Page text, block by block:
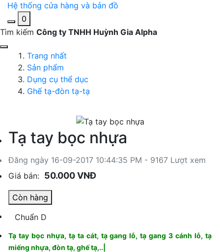
Hệ thống cửa hàng và bản đồ
0
Tìm kiếm Công ty TNHH Huỳnh Gia Alpha
Trang nhất
Sản phẩm
Dụng cụ thể dục
Ghế tạ-đòn tạ-tạ
Tạ tay bọc nhựa
Đăng ngày 16-09-2017 10:44:35 PM - 9167 Lượt xem
Giá bán: 50.000 VNĐ
Còn hàng
Chuẩn D
Tạ tay bọc nhựa, tạ ta cát, tạ gang lỗ, tạ gang 3 cánh lỗ, tạ
miếng nhựa, đòn tạ, ghế tạ,..|